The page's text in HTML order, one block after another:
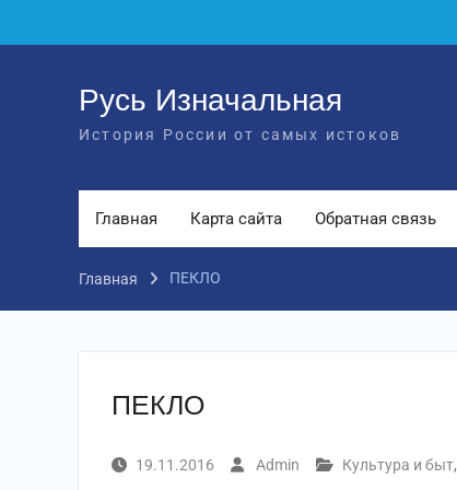
Русь Изначальная
История России от самых истоков
Главная Карта сайта Обратная связь
Главная ПЕКЛО
ПЕКЛО
19.11.2016 Admin Культура и быт,